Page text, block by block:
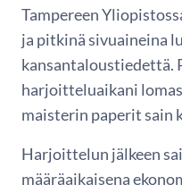
Tampereen
ja pitkinä sivuaineina
kansantaloustiedettä.
harjoitteluaikani
maisterin paperit sain
Harjoittelun jälkeen
määräaikaisena